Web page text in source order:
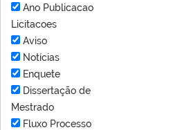
Ano Publicacao
Licitacoes
Aviso
Notícias
Enquete
Dissertação de
Mestrado
Fluxo Processo